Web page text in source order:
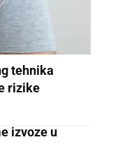
tehnika
rizike
izvoze u